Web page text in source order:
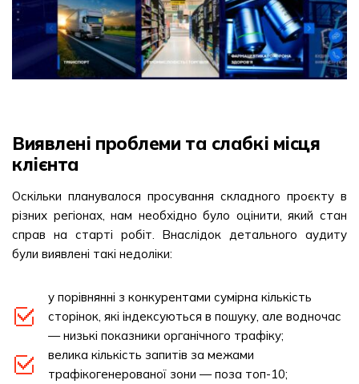
Виявлені проблеми та слабкі місця
клієнта
Оскільки планувалося просування складного проєкту в
різних регіонах, нам необхідно було оцінити, який стан
справ на старті робіт. Внаслідок детального аудиту
були виявлені такі недоліки:
у порівнянні з конкурентами сумірна кількість
сторінок, які індексуються в пошуку, але водночас
— низькі показники органічного трафіку;
велика кількість запитів за межами
трафікогенерованої зони — поза топ-10;